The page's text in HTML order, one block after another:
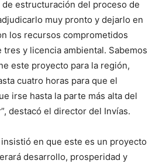
de estructuración del proceso de
muy pronto y dejarlo en
los recursos comprometidos
y licencia ambiental. Sabemos
este proyecto para la región,
cuatro horas para que el
irse hasta la parte más alta del
destacó el director del Invías.
en que este es un proyecto
desarrollo, prosperidad y